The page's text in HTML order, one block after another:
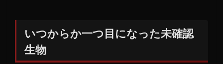
つ目
にな
った
いつからか一つ目になった未確認
生物